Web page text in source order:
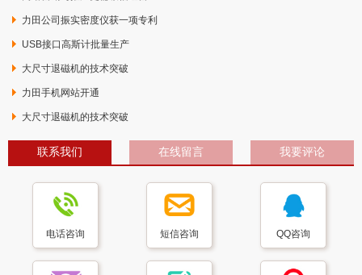
力田公司振实密度仪获一项专利
USB接口高斯计批量生产
大尺寸退磁机的技术突破
力田手机网站开通
大尺寸退磁机的技术突破
联系我们 在线留言 我要评论
电话咨询 短信咨询 QQ咨询